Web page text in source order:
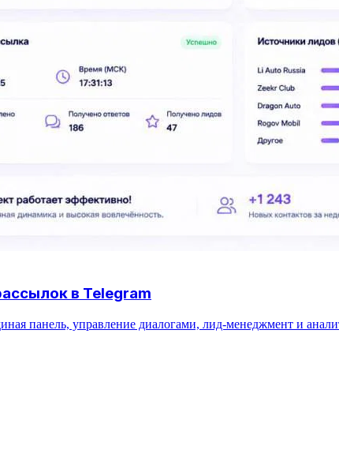
в Telegram
панель, управление диалогами, лид‑менеджмент и